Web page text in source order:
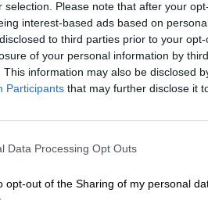
selection. Please note that after your
interest-based ads based on
to third parties prior to your
of your personal information by
This information may also be disclosed
Participants that may further disclose it
Data Processing Opt Outs
opt-out of the Sharing of my personal
της Παγκόσμιας Εταιρείας
του Κέντρου Ορθοδοξίας
περισσότερα από 14.000 παιδιά
όπου ο πληθυσμός πλήττεται
ιδρύματος «Καρδιές για όλους»
«Καλαγκός» (2002) και
Ring», που τοποθετείται στην
μιτροειδούς βαλβίδας.
τοnextdeal.gr ως